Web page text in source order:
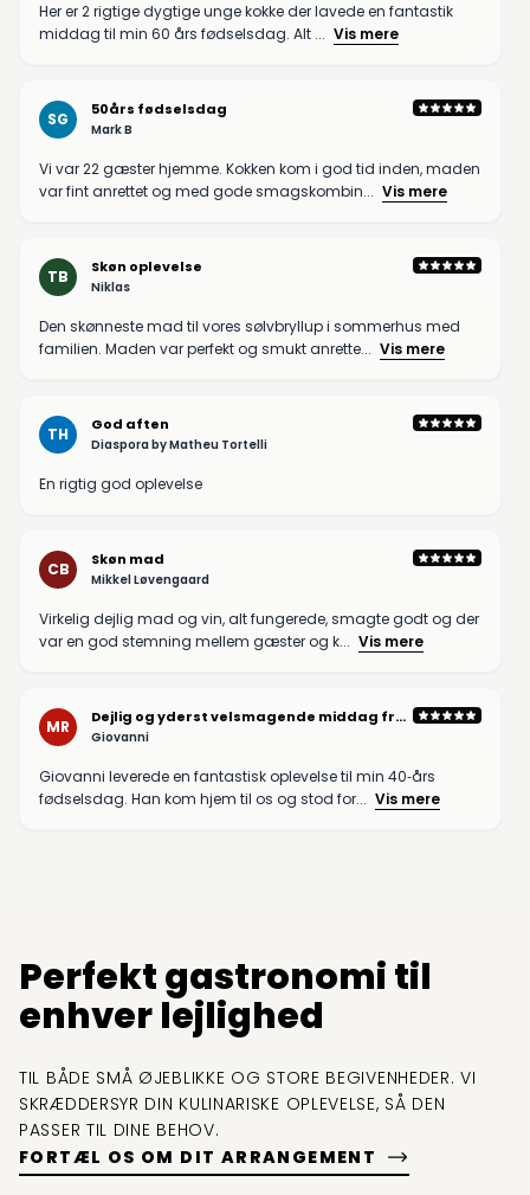
Her er 2 rigtige dygtige unge kokke der lavede en fantastik
middag til min 60 års fødselsdag. Alt ... Vis mere
SG 50års fødselsdag
Mark B
Vi var 22 gæster hjemme. Kokken kom i god tid inden, maden
var fint anrettet og med gode smagskombin... Vis mere
TB Skøn oplevelse
Niklas
Den skønneste mad til vores sølvbryllup i sommerhus med
familien. Maden var perfekt og smukt anrette... Vis mere
TH God aften
Diaspora by Matheu Tortelli
En rigtig god oplevelse
CB Skøn mad
Mikkel Løvengaard
Virkelig dejlig mad og vin, alt fungerede, smagte godt og der
var en god stemning mellem gæster og k... Vis mere
MR
Dejlig og yderst velsmagende middag fra
Giovanni
Giovanni
Giovanni leverede en fantastisk oplevelse til min 40‑års
fødselsdag. Han kom hjem til os og stod for... Vis mere
Perfekt gastronomi til
enhver lejlighed
TIL BÅDE SMÅ ØJEBLIKKE OG STORE BEGIVENHEDER. VI
SKRÆDDERSYR DIN KULINARISKE OPLEVELSE, SÅ DEN
PASSER TIL DINE BEHOV.
FORTÆL OS OM DIT ARRANGEMENT